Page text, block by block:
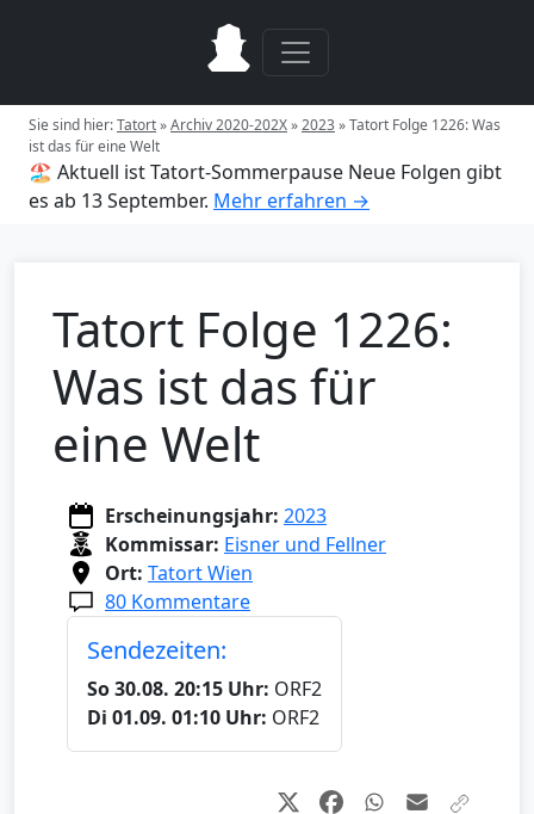
Sie sind hier:Tatort»Archiv 2020-202X»2023»Tatort Folge 1226: Was
ist das für eine Welt
🏖️ Aktuell ist Tatort-Sommerpause Neue Folgen gibt
es ab 13 September. Mehr erfahren →
Tatort Folge 1226:
Was ist das für
eine Welt
Erscheinungsjahr: 2023
Kommissar: Eisner und Fellner
Ort: Tatort Wien
80 Kommentare
Sendezeiten:
So 30.08. 20:15 Uhr: ORF2
Di 01.09. 01:10 Uhr: ORF2